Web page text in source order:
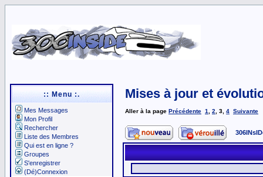
:: Menu :.
Mes Messages
Mon Profil
Rechercher
Liste des Membres
Qui est en ligne ?
Groupes
S'enregistrer
(Dé)Connexion
Mises à jour et
Aller à la page Précédente 1 2 3 4 Suivante